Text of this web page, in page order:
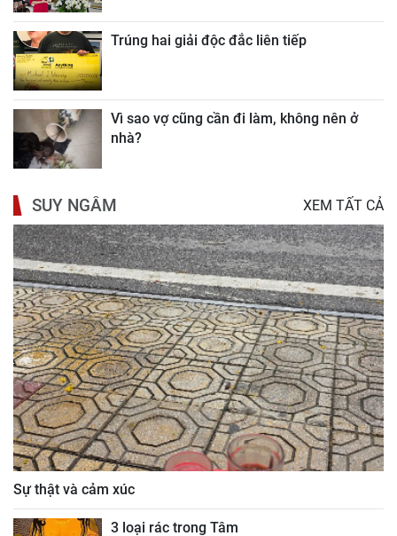
Trúng hai giải độc đắc liên tiếp
Vì sao vợ cũng cần đi làm, không nên ở
nhà?
SUY NGẪM XEM TẤT CẢ
Sự thật và cảm xúc
3 loại rác trong Tâm